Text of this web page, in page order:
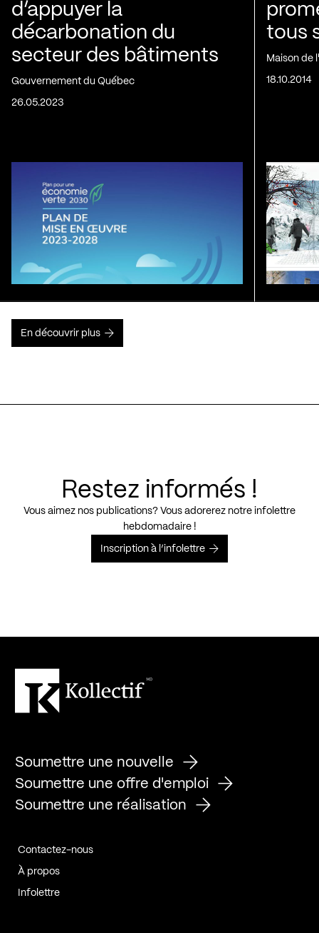
d’appuyer la
décarbonation du
secteur des bâtiments
Gouvernement du Québec
26.05.2023
tous
Maison de
18.10.2014
En découvrir plus
Restez informés !
Vous aimez nos publications? Vous adorerez notre infolettre
hebdomadaire !
Inscription à l’infolettre
Soumettre une nouvelle
Soumettre une offre d'emploi
Soumettre une réalisation
Contactez-nous
À propos
Infolettre